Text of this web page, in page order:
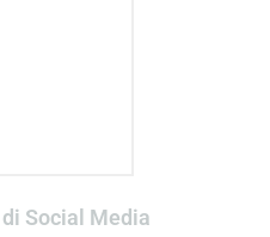
Social Media